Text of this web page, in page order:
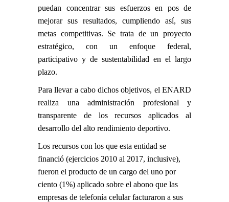
puedan concentrar sus esfuerzos en pos de
mejorar sus resultados, cumpliendo así, sus
metas competitivas. Se trata de un proyecto
estratégico, con un enfoque federal,
participativo y de sustentabilidad en el largo
plazo.
Para llevar a cabo dichos objetivos, el ENARD
realiza una administración profesional y
transparente de los recursos aplicados al
desarrollo del alto rendimiento deportivo.
Los recursos con los que esta entidad se
financió (ejercicios 2010 al 2017, inclusive),
fueron el producto de un cargo del uno por
ciento (1%) aplicado sobre el abono que las
empresas de telefonía celular facturaron a sus